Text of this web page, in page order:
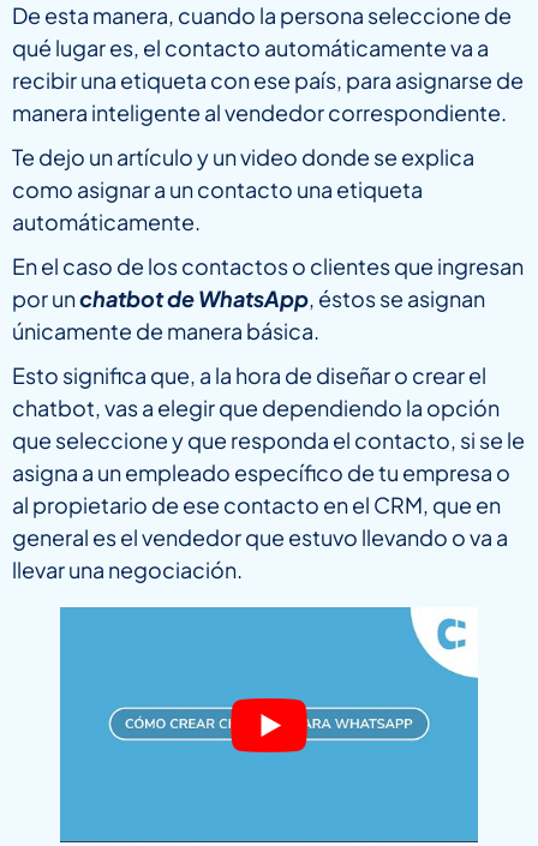
De esta manera, cuando la persona seleccione de
qué lugar es, el contacto automáticamente va a
recibir una etiqueta con ese país, para asignarse de
manera inteligente al vendedor correspondiente.
Te dejo un artículo y un video donde se explica
como asignar a un contacto una etiqueta
automáticamente.
En el caso de los contactos o clientes que ingresan
por unchatbot de WhatsApp, éstos se asignan
únicamente de manera básica.
Esto significa que, a la hora de diseñar o crear el
chatbot, vas a elegir que dependiendo la opción
que seleccione y que responda el contacto, si se le
asigna a un empleado específico de tu empresa o
al propietario de ese contacto en el CRM, que en
general es el vendedor que estuvo llevando o va a
llevar una negociación.